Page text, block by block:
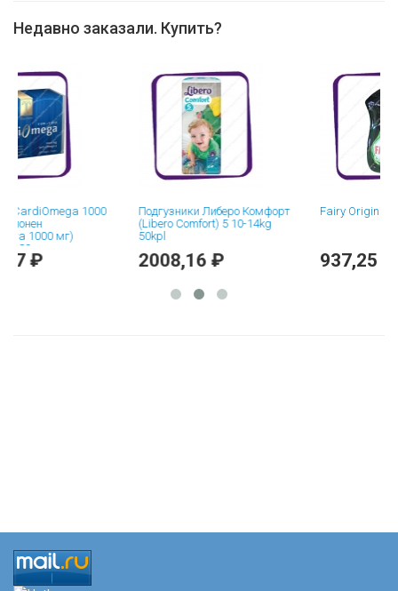
Недавно заказали. Купить?
1000
мг)
шт
Подгузники Либеро Комфорт
(Libero Comfort) 5 10-14kg
50kpl
2008,16 ₽
Fairy Original NEW
937,25 ₽